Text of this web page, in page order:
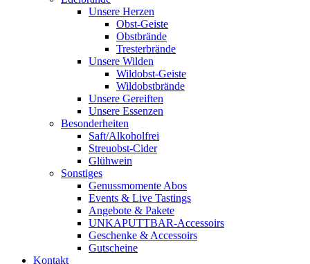
Unsere Herzen
Obst-Geiste
Obstbrände
Tresterbrände
Unsere Wilden
Wildobst-Geiste
Wildobstbrände
Unsere Gereiften
Unsere Essenzen
Besonderheiten
Saft/Alkoholfrei
Streuobst-Cider
Glühwein
Sonstiges
Genussmomente Abos
Events & Live Tastings
Angebote & Pakete
UNKAPUTTBAR-Accessoirs
Geschenke & Accessoirs
Gutscheine
Kontakt